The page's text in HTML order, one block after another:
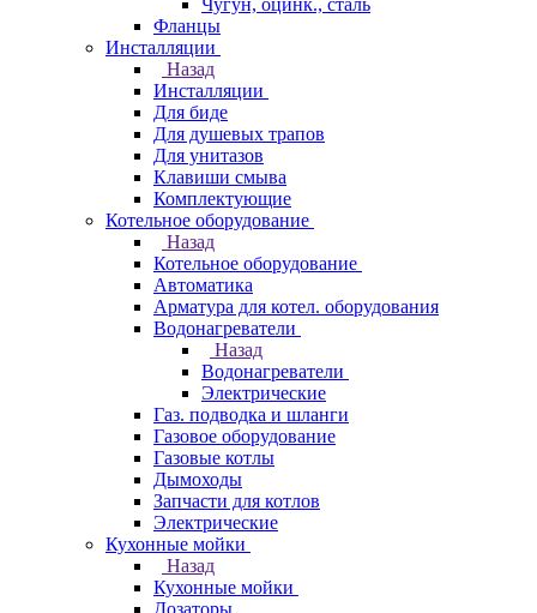
Чугун, оцинк., сталь
Фланцы
Инсталляции
Назад
Инсталляции
Для биде
Для душевых трапов
Для унитазов
Клавиши смыва
Комплектующие
Котельное оборудование
Назад
Котельное оборудование
Автоматика
Арматура для котел. оборудования
Водонагреватели
Назад
Водонагреватели
Электрические
Газ. подводка и шланги
Газовое оборудование
Газовые котлы
Дымоходы
Запчасти для котлов
Электрические
Кухонные мойки
Назад
Кухонные мойки
Дозаторы